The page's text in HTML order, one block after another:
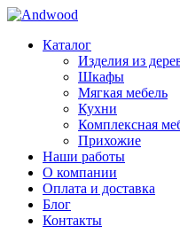
Каталог
Изделия из
Шкафы
Мягкая мебель
Кухни
Комплексная
Прихожие
Наши работы
О компании
Оплата и доставка
Блог
Контакты